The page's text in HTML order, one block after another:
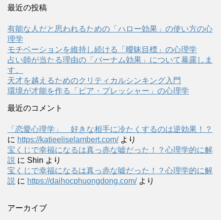
最近の投稿
有能な人だと思われるための「ハロー効果」の使い方の心
理学
モチベーションを維持し続ける「曖昧目標」の心理学
占い師が当たる理由の「バーナム効果」について暴露しま
す。
天才を越えるためのクリティカルシンキング入門
環境が才能を作る「ピア・プレッシャー」の心理学
最近のコメント
「恋愛心理学」 好きな相手に冷たくするのは逆効果！？
に https://katieeliselambert.com/ より
宝くじで幸福になるは真っ赤な嘘だった！？心理学的に解
説 に Shin より
宝くじで幸福になるは真っ赤な嘘だった！？心理学的に解
説 に https://daihocphuongdong.com/ より
アーカイブ